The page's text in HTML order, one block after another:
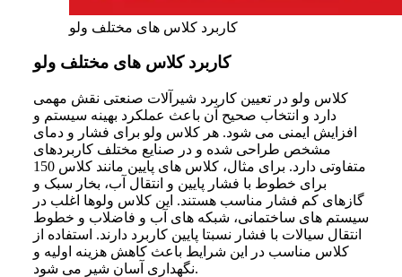
کاربرد کلاس های مختلف ولو
کاربرد کلاس های مختلف ولو
کلاس ولو در تعیین کاربرد شیرآلات صنعتی نقش مهمی
دارد و انتخاب صحیح آن باعث عملکرد بهینه سیستم و
افزایش ایمنی می شود. هر کلاس ولو برای فشار و دمای
مشخص طراحی شده و در صنایع مختلف کاربردهای
متفاوتی دارد. برای مثال، کلاس های پایین مانند کلاس 150
برای خطوط با فشار پایین و انتقال آب، بخار سبک و
گازهای کم فشار مناسب هستند. این کلاس ولوها اغلب در
سیستم های ساختمانی، شبکه های آب و فاضلاب و خطوط
انتقال سیالات با فشار نسبتا پایین کاربرد دارند. استفاده از
کلاس مناسب در این شرایط باعث کاهش هزینه اولیه و
نگهداری آسان شیر می شود.